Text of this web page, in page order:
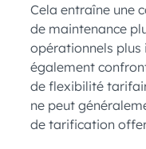
Cela entraîne une
de maintenance
opérationnels plus
également
de flexibilité
ne peut
de tarification